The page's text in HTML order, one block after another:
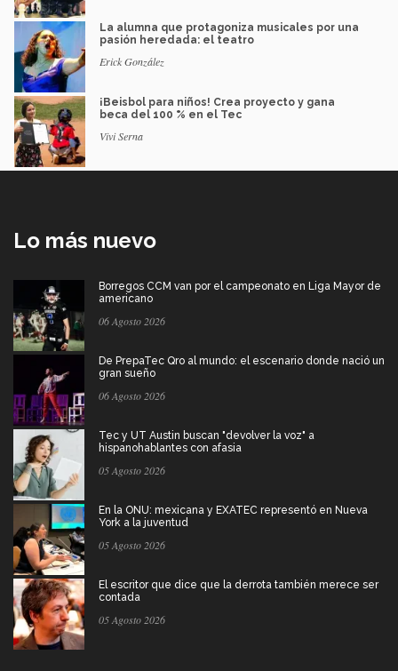
La alumna que protagoniza musicales por una
pasión heredada: el teatro
Erick González
¡Beisbol para niños! Crea proyecto y gana
beca del 100 % en el Tec
Vivi Serna
Lo más nuevo
Borregos CCM van por el campeonato en Liga Mayor de
americano
06 Agosto 2026
De PrepaTec Qro al mundo: el escenario donde nació un
gran sueño
06 Agosto 2026
Tec y UT Austin buscan "devolver la voz" a
hispanohablantes con afasia
05 Agosto 2026
En la ONU: mexicana y EXATEC representó en Nueva
York a la juventud
05 Agosto 2026
El escritor que dice que la derrota también merece ser
contada
05 Agosto 2026